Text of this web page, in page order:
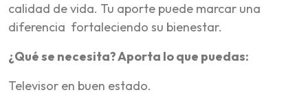
calidad de vida. Tu aporte puede marcar una
diferencia fortaleciendo su bienestar.
¿Qué se necesita? Aporta lo que puedas:
Televisor en buen estado.